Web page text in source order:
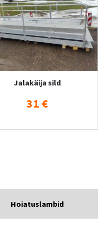
Jalakäija sild
31 €
Hoiatuslambid